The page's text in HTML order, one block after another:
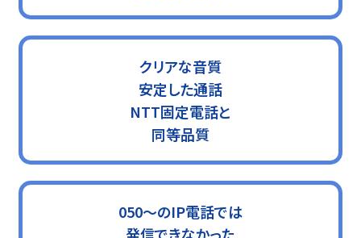
クリアな音質
安定した通話
NTT固定電話と
同等品質
050〜のIP電話では